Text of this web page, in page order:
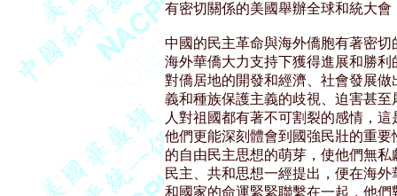
有密切關係的美國舉辦全球和統大會
中國的民主革命與海外僑胞有著密
海外華僑大力支持下獲得進展和勝
對僑居地的開發和經濟、社會發展
義和種族保護主義的歧視、迫害甚
人對祖國都有著不可割裂的感情，
他們更能深刻體會到國強民壯的重
的自由民主思想的萌芽，使他們無
民主、共和思想一經提出，便在海
和國家的命運緊緊聯繫在一起，他